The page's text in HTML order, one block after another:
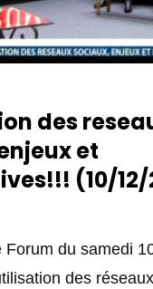
des
et
(10/12/
Forum du samedi
des